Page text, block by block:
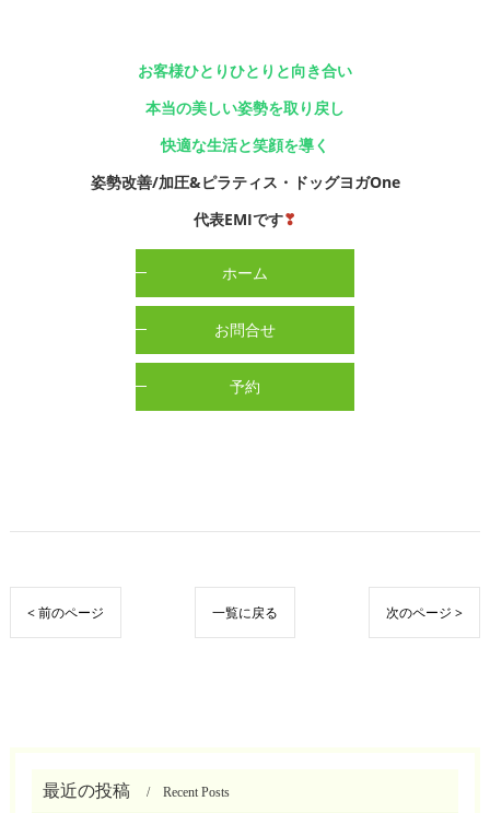
お客様ひとりひとりと向き合い
本当の美しい姿勢を取り戻し
快適な生活と笑顔を導く
姿勢改善/加圧&ピラティス・ドッグヨガOne
代表EMIです❣
ホーム
お問合せ
予約
< 前のページ 一覧に戻る 次のページ >
最近の投稿 Recent Posts